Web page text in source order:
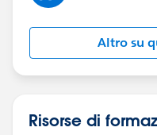
Altro su
Risorse di